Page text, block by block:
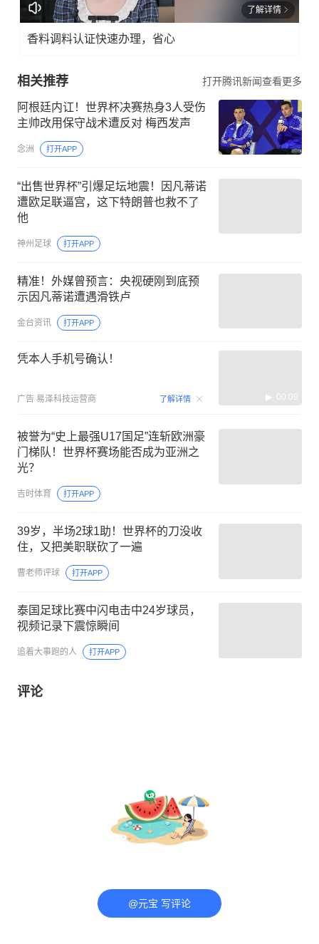
了解详情
香料调料认证快速办理，省心
相关推荐 打开腾讯新闻查看更多
阿根廷内讧！世界杯决赛热身3人受伤
主帅改用保守战术遭反对 梅西发声
念洲 打开APP
“出售世界杯”引爆足坛地震！因凡蒂诺
遭欧足联逼宫，这下特朗普也救不了
他
神州足球 打开APP
精准！外媒曾预言：央视硬刚到底预
示因凡蒂诺遭遇滑铁卢
金台资讯 打开APP
凭本人手机号确认！
广告 易泽科技运营商 了解详情 00:09
被誉为“史上最强U17国足”连斩欧洲豪
门梯队！世界杯赛场能否成为亚洲之
光？
吉时体育 打开APP
39岁，半场2球1助！世界杯的刀没收
住，又把美职联砍了一遍
曹老师评球 打开APP
泰国足球比赛中闪电击中24岁球员，
视频记录下震惊瞬间
追着大事跑的人 打开APP
评论
@元宝 写评论